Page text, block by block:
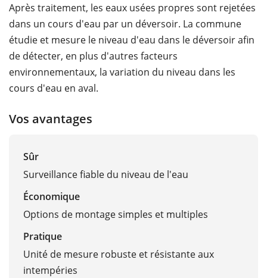
Après traitement, les eaux usées propres sont rejetées
dans un cours d'eau par un déversoir. La commune
étudie et mesure le niveau d'eau dans le déversoir afin
de détecter, en plus d'autres facteurs
environnementaux, la variation du niveau dans les
cours d'eau en aval.
Vos avantages
Sûr
Surveillance fiable du niveau de l'eau
Économique
Options de montage simples et multiples
Pratique
Unité de mesure robuste et résistante aux
intempéries